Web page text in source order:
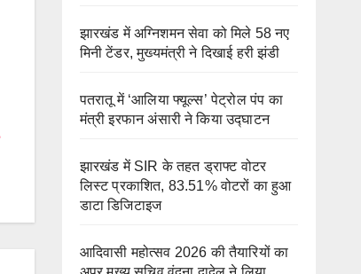
झारखंड में अग्निशमन सेवा को मिले 58 नए
मिनी टेंडर, मुख्यमंत्री ने दिखाई हरी झंडी
पतरातू में ‘आलिया फ्यूल्स’ पेट्रोल पंप का
मंत्री इरफान अंसारी ने किया उद्घाटन
झारखंड में SIR के तहत ड्राफ्ट वोटर
लिस्ट प्रकाशित, 83.51% वोटरों का हुआ
डाटा डिजिटाइज
आदिवासी महोत्सव 2026 की तैयारियों का